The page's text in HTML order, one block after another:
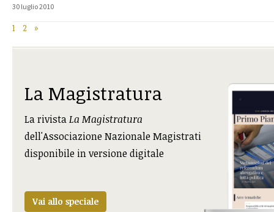
30 luglio 2010
1 2 »
La Magistratura
La rivistaLa Magistratura
dell'Associazione Nazionale Magistrati
disponibile in versione digitale
Vai allo speciale